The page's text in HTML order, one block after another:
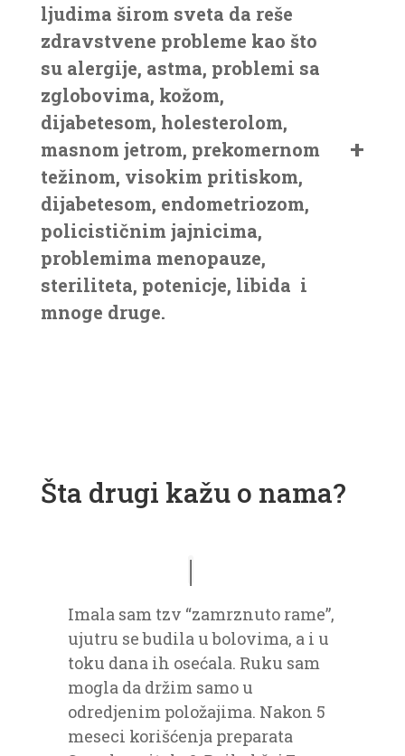
ljudima širom sveta da reše
zdravstvene probleme kao što
su alergije, astma, problemi sa
zglobovima, kožom,
dijabetesom, holesterolom,
masnom jetrom, prekomernom
težinom, visokim pritiskom,
dijabetesom, endometriozom,
policističnim jajnicima,
problemima menopauze,
steriliteta, potenicje, libida i
mnoge druge.
Šta drugi kažu o nama?
Imala sam tzv “zamrznuto rame”,
ujutru se budila u bolovima, a i u
toku dana ih osećala. Ruku sam
mogla da držim samo u
odredjenim položajima. Nakon 5
meseci korišćenja preparata